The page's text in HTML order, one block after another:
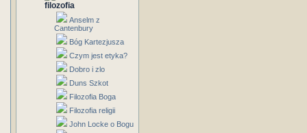
filozofia
Anselm z
Cantenbury
Bóg Kartezjusza
Czym jest etyka?
Dobro i zlo
Duns Szkot
Filozofia Boga
Filozofia religii
John Locke o Bogu